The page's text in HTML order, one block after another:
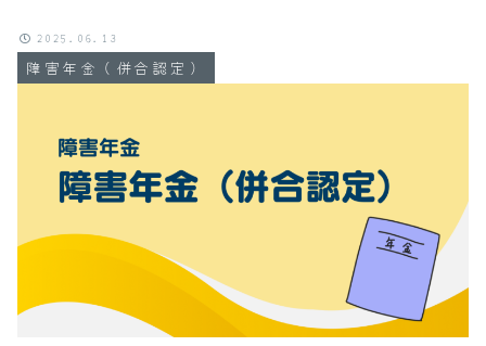
障害年金（併合認定）
2025.06.13